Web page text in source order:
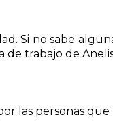
Si no sabe
de trabajo de
las personas que